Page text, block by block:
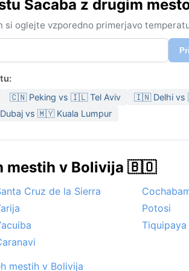
Sacaba z drugim
si oglejte vzporedno primerjavo
🇨🇳 Peking vs 🇮🇱 Tel Aviv 🇮🇳 Delhi vs
vs 🇲🇾 Kuala Lumpur
mestih v Bolivija 🇧🇴
Cruz de la Sierra
Potosi
Tiquipaya
mestih v Bolivija